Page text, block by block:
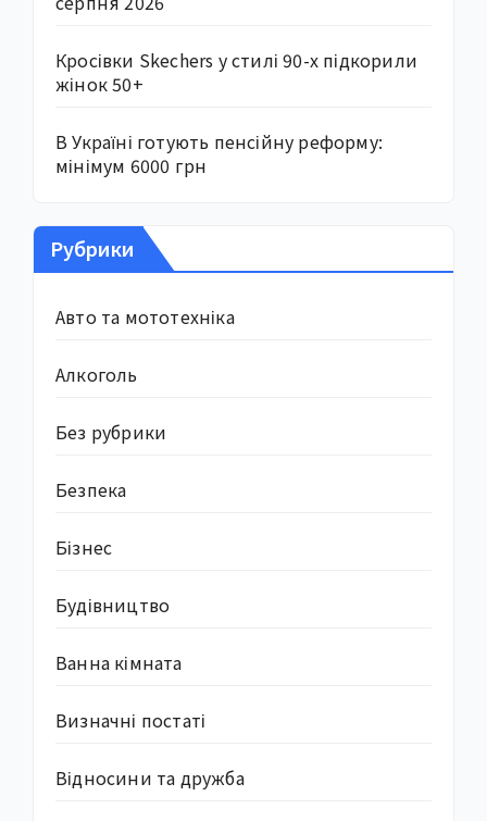
Кросівки Skechers у стилі 90-х підкорили
жінок 50+
В Україні готують пенсійну реформу:
мінімум 6000 грн
Рубрики
Авто та мототехніка
Алкоголь
Без рубрики
Безпека
Бізнес
Будівництво
Ванна кімната
Визначні постаті
Відносини та дружба